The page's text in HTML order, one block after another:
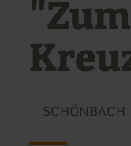
"Zum
SCHÖNBACH